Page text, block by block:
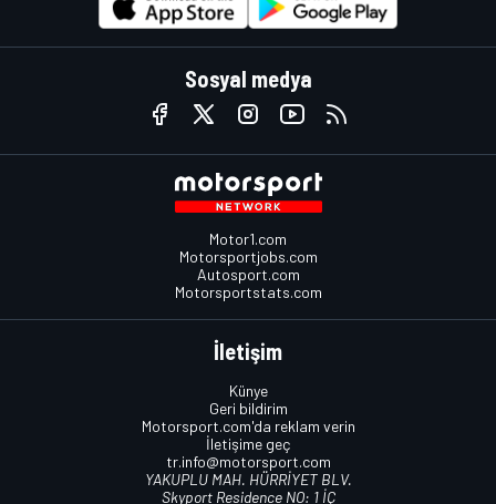
Sosyal medya
Motor1.com
Motorsportjobs.com
Autosport.com
Motorsportstats.com
İletişim
Künye
Geri bildirim
Motorsport.com'da reklam verin
İletişime geç
tr.info@motorsport.com
YAKUPLU MAH. HÜRRİYET BLV.
Skyport Residence NO: 1 İÇ